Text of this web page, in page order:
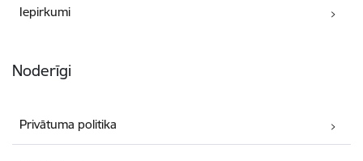
Iepirkumi
Noderīgi
Privātuma politika